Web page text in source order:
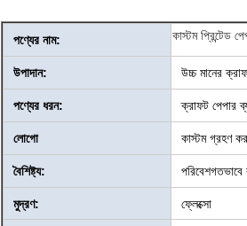
পণ্যের নাম: কাস্টম প্রিন্টেড
উপাদান: উচ্চ মানের
পণ্যের ধরন: ক্রাফট পেপার
লোগো কাস্টম গ্রহণ
বৈশিষ্ট্য:
মুদ্রণ: ফ্লেক্সো